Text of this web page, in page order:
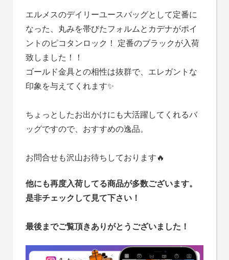
エルメスのデイリーユースバッグとして定番に
なった、丸みを帯びたフォルムとカデナがポイ
ントのピコタンロック！ 定番のブラックが入荷
致しました！！
ゴールド金具との相性は抜群で、エレガントな
印象を与えてくれます✨
ちょっとしたお出かけにも大活躍してくれるバ
ッグですので、おすすめの逸品。
お問合せも沢山お待ちしております🔥
他にも再度入荷してる商品が多数ございます。
是非チェックして見て下さい！
最後までご覧頂きありがとうございました！